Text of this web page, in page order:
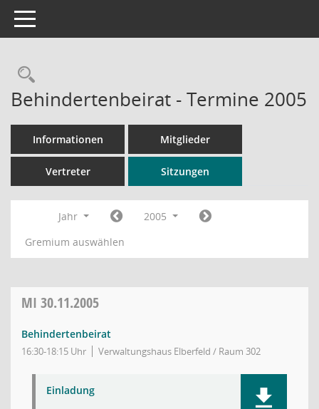
Toggle navigation
Rechercheauswahl
Behindertenbeirat - Termine 2005
Informationen Mitglieder
Vertreter Sitzungen
Jahr
2005
Gremium auswählen
MI 30.11.2005
Behindertenbeirat
16:30-18:15 Uhr Verwaltungshaus Elberfeld / Raum 302
Einladung